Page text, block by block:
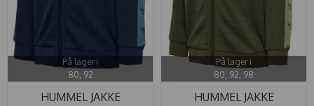
På lager i
80, 92
HUMMEL JAKKE
På lager i
80, 92, 98
HUMMEL JAKKE